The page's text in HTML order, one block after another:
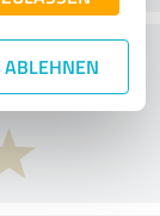
ABLEHNEN